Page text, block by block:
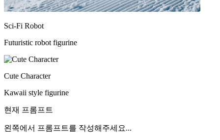
Sci-Fi Robot
Futuristic robot figurine
Cute Character
Kawaii style figurine
현재 프롬프트
왼쪽에서 프롬프트를 작성해주세요...